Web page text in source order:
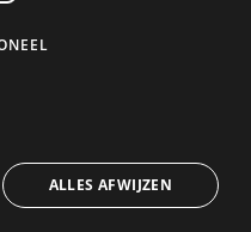
Villnosst,
via WhatsApp
ALLES AFWIJZEN